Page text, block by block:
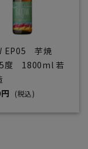
EP05 芋焼
1800ml 若
(税込)